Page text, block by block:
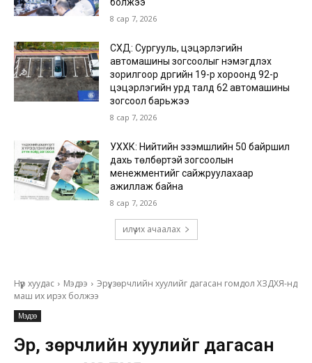
8 сар 7, 2026
СХД: Сургууль, цэцэрлэгийн
автомашины зогсоолыг нэмэгдүүлэх
зорилгоор дүүргийн 19-р хороонд 92-р
цэцэрлэгийн урд талд 62 автомашины
зогсоол барьжээ
8 сар 7, 2026
УХХК: Нийтийн эзэмшлийн 50 байршил
дахь төлбөртэй зогсоолын
менежментийг сайжруулахаар
ажиллаж байна
8 сар 7, 2026
илүү их ачаалах